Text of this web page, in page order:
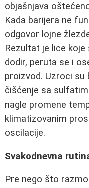
objašnjava
Kada barijera ne
odgovor lojne
Rezultat je lice koje
dodir, peruta se i
proizvod. Uzroci su
čišćenje sa
nagle promene
klimatizovanim
oscilacije.
Svakodnevna
Pre nego što